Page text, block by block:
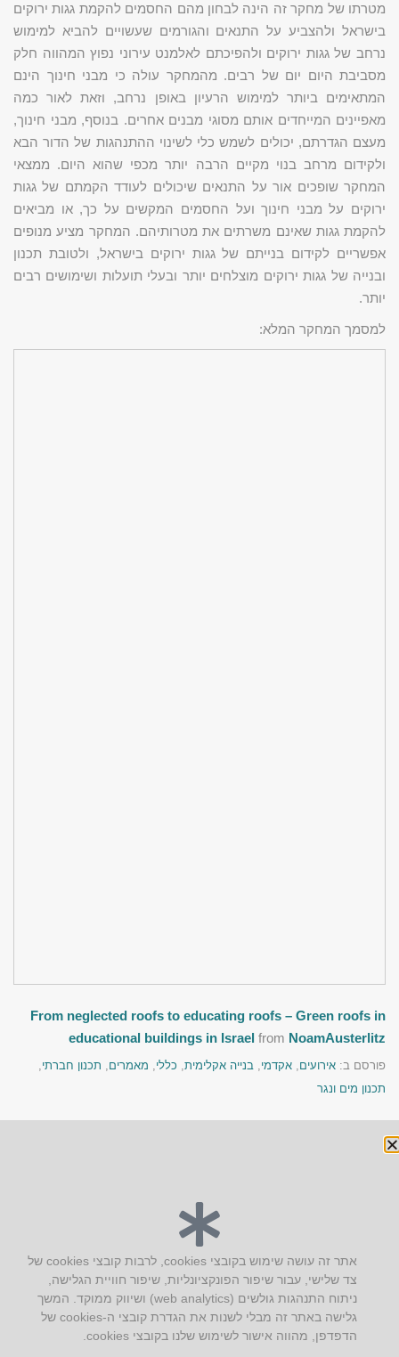
מטרתו של מחקר זה הינה לבחון מהם החסמים להקמת גגות ירוקים
בישראל ולהצביע על התנאים והגורמים שעשויים להביא למימוש
נרחב של גגות ירוקים ולהפיכתם לאלמנט עירוני נפוץ המהווה חלק
מסביבת היום יום של רבים. מהמחקר עולה כי מבני חינוך הינם
המתאימים ביותר למימוש הרעיון באופן נרחב, וזאת לאור כמה
מאפיינים המייחדים אותם מסוגי מבנים אחרים. בנוסף, מבני חינוך,
מעצם הגדרתם, יכולים לשמש כלי לשינוי ההתנהגות של הדור הבא
ולקידום מרחב בנוי מקיים הרבה יותר מכפי שהוא היום. ממצאי
המחקר שופכים אור על התנאים שיכולים לעודד הקמתם של גגות
ירוקים על מבני חינוך ועל החסמים המקשים על כך, או מביאים
להקמת גגות שאינם משרתים את מטרותיהם. המחקר מציע מנופים
אפשריים לקידום בנייתם של גגות ירוקים בישראל, ולטובת תכנון
ובנייה של גגות ירוקים מוצלחים יותר ובעלי תועלות ושימושים רבים
יותר.
למסמך המחקר המלא:
From neglected roofs to educating roofs – Green roofs in
educational buildings in Israel from NoamAusterlitz
פורסם ב: אירועים, אקדמי, בנייה אקלימית, כללי, מאמרים, תכנון חברתי,
תכנון מים ונגר
« הקודם
אתר זה עושה שימוש בקובצי cookies, לרבות קובצי cookies של
צד שלישי, עבור שיפור הפונקציונליות, שיפור חוויית הגלישה,
ניתוח התנהגות גולשים (web analytics) ושיווק ממוקד. המשך
גלישה באתר זה מבלי לשנות את הגדרת קובצי ה-cookies של
הדפדפן, מהווה אישור לשימוש שלנו בקובצי cookies.